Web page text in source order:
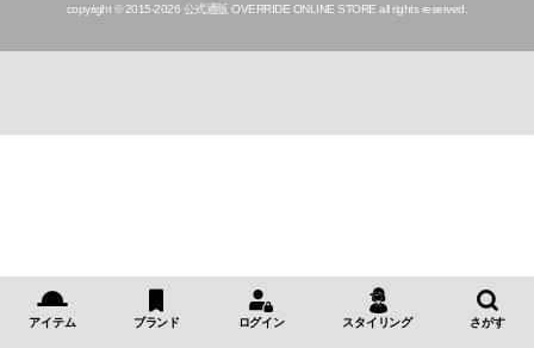
copyright © 2015-2026 公式通販 OVERRIDE ONLINE STORE all rights reserved.
アイテム ブランド ログイン スタイリング さがす